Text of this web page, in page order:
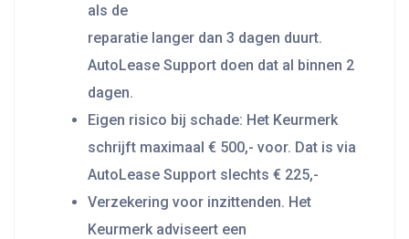
als de
reparatie langer dan 3 dagen duurt.
AutoLease Support doen dat al binnen 2
dagen.
Eigen risico bij schade: Het Keurmerk
schrijft maximaal € 500,- voor. Dat is via
AutoLease Support slechts € 225,-
Verzekering voor inzittenden. Het
Keurmerk adviseert een